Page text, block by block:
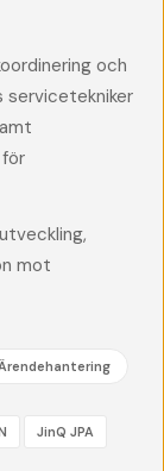
och
servicetekniker
mot
JinQ JPA